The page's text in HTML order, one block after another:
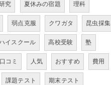
究 夏休みの宿題 理科
弱点克服 クワガタ 昆虫採集
イスクール 高校受験 塾
口コミ 人気 おすすめ 費用
課題テスト 期末テスト